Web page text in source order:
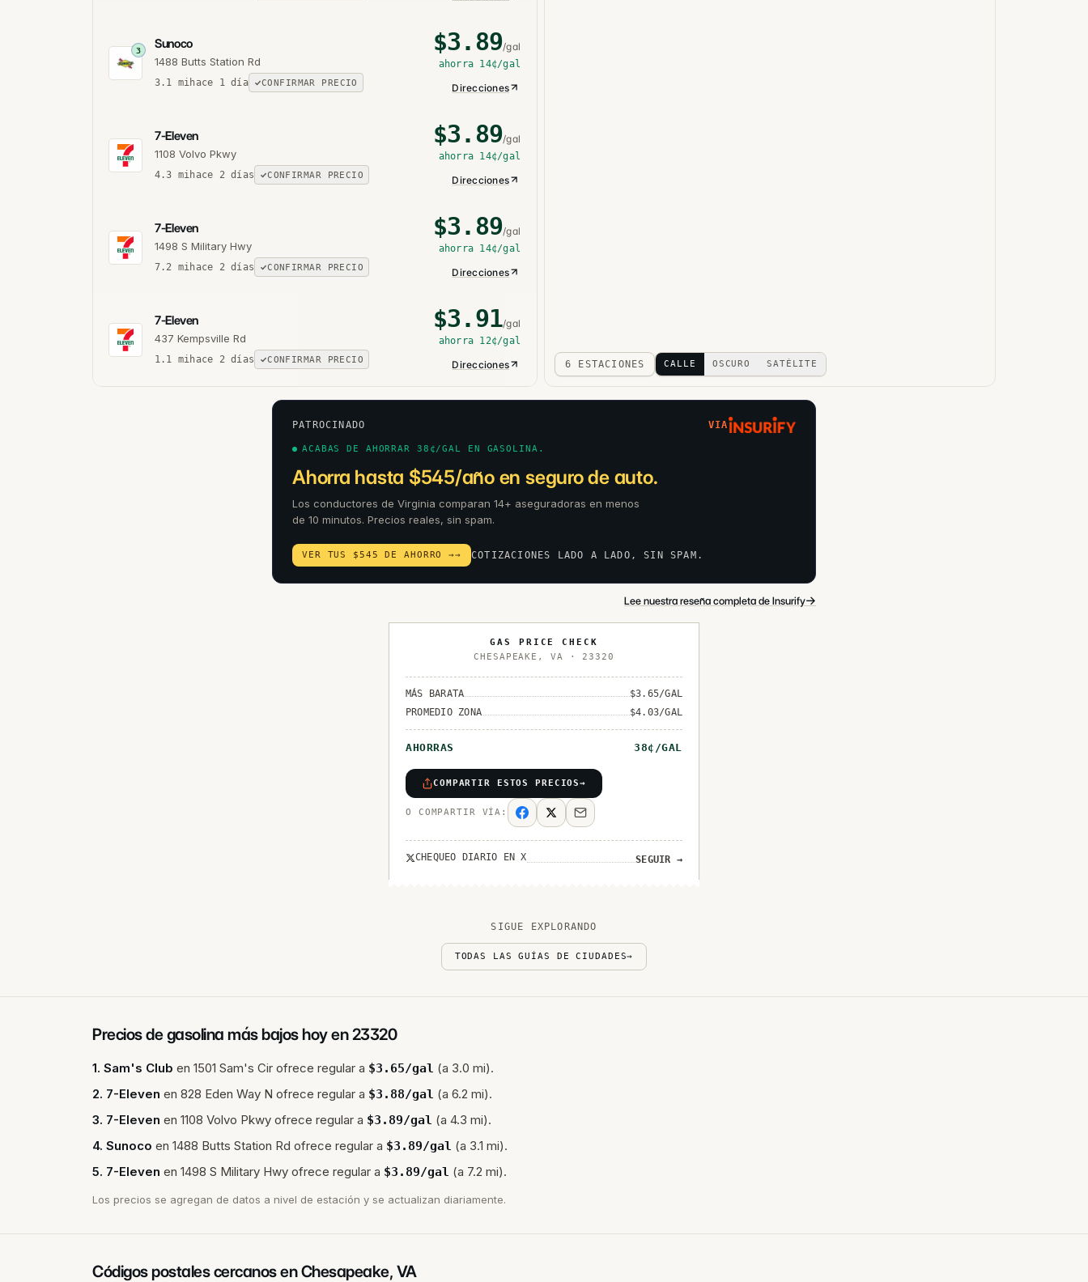
3 Sunoco
1488 Butts Station Rd
3.1 mi hace 1 día CONFIRMAR PRECIO
$3.89/gal
ahorra 14¢/gal
Direcciones
7-Eleven
1108 Volvo Pkwy
4.3 mi hace 2 días CONFIRMAR PRECIO
$3.89/gal
ahorra 14¢/gal
Direcciones
7-Eleven
1498 S Military Hwy
7.2 mi hace 2 días CONFIRMAR PRECIO
$3.89/gal
ahorra 14¢/gal
Direcciones
7-Eleven
437 Kempsville Rd
1.1 mi hace 2 días CONFIRMAR PRECIO
$3.91/gal
ahorra 12¢/gal
Direcciones 6 ESTACIONES CALLE OSCURO SATÉLITE
PATROCINADO VIA
ACABAS DE AHORRAR 38¢/GAL EN GASOLINA.
Ahorra hasta $545/año en seguro de auto.
Los conductores de Virginia comparan 14+ aseguradoras en menos
de 10 minutos. Precios reales, sin spam.
VER TUS $545 DE AHORRO →→ COTIZACIONES LADO A LADO, SIN SPAM.
Lee nuestra reseña completa de Insurify→
GAS PRICE CHECK
CHESAPEAKE , VA ·23320
MÁS BARATA $3.65/GAL
PROMEDIO ZONA
$4.03/GAL
AHORRAS 38¢/GAL
COMPARTIR ESTOS PRECIOS→
O COMPARTIR VÍA:
CHEQUEO DIARIO EN X SEGUIR →
SIGUE EXPLORANDO
TODAS LAS GUÍAS DE CIUDADES→
Precios de gasolina más bajos hoy en23320
1. Sam's Club en 1501 Sam's Cir ofrece regular a $3.65/gal (a 3.0 mi).
2. 7-Eleven en 828 Eden Way N ofrece regular a $3.88/gal (a 6.2 mi).
3. 7-Eleven en 1108 Volvo Pkwy ofrece regular a $3.89/gal (a 4.3 mi).
4. Sunoco en 1488 Butts Station Rd ofrece regular a $3.89/gal (a 3.1 mi).
5. 7-Eleven en 1498 S Military Hwy ofrece regular a $3.89/gal (a 7.2 mi).
Los precios se agregan de datos a nivel de estación y se actualizan diariamente.
Códigos postales cercanos enChesapeake, VA